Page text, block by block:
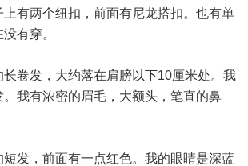
有两个纽扣，前面有尼龙搭扣。也有单
有穿。
卷发，大约落在肩膀以下10厘米处。我
我有浓密的眉毛，大额头，笔直的鼻
发，前面有一点红色。我的眼睛是深蓝